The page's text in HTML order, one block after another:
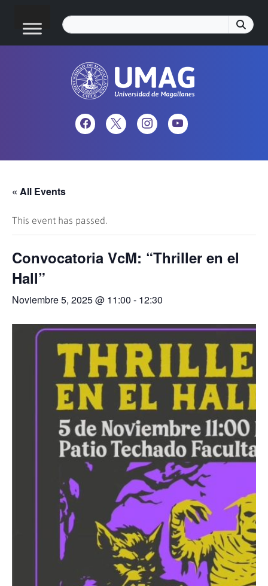
« All Events
This event has passed.
Convocatoria VcM: “Thriller en el
Hall”
Noviembre 5, 2025 @ 11:00 - 12:30